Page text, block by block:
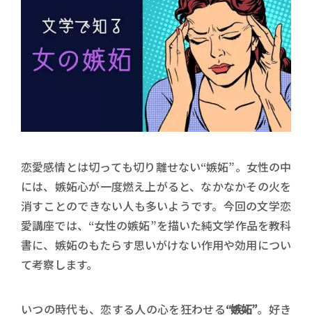
恋愛感情とは切っても切り離せない“嫉妬”。女性の中
には、嫉妬心が一度燃え上がると、なかなかその火を
消すことのできない人も多いようです。今回の文学恋
愛講座では、“女性の嫉妬”を描いた純文学作品を教科
書に、嫉妬のもたらす思いがけない作用や効用につい
て考察します。
いつの時代も、恋する人の心を狂わせる“嫉妬”。好き